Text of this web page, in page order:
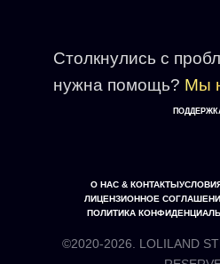
Столкнулись с
нужна помощь? Мы
О НАС & КОНТАКТЫ
ЛИЦЕНЗИОННОЕ
ПОЛИТИКА
©2020-2026. LOLILAND